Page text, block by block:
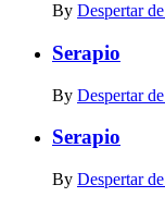
By Despertar
Serapio
By Despertar
Serapio
By Despertar